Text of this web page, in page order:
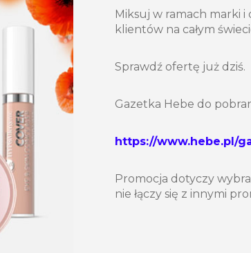
Miksuj w ramach marki
klientów na całym
Sprawdź ofertę już dziś.
Gazetka Hebe do
https://www.hebe.pl/
Promocja dotyczy
nie łączy się z innymi